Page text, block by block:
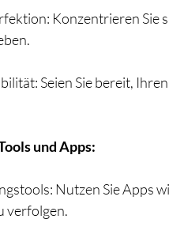
Konzentrieren Sie
Seien Sie bereit,
und Apps:
Nutzen Sie Apps
verfolgen.